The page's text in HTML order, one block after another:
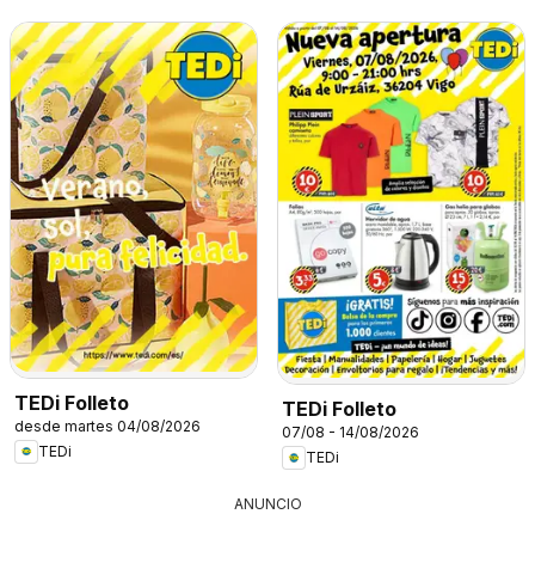
TEDi Folleto
desde martes 04/08/2026
TEDi
TEDi Folleto
07/08 - 14/08/2026
TEDi
ANUNCIO